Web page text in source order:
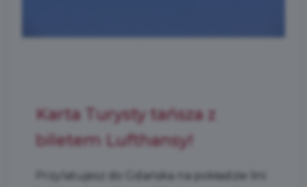
Karta Turysty tańsza z
biletem Lufthansy!
Przylatujesz do Gdańska na pokładzie lini